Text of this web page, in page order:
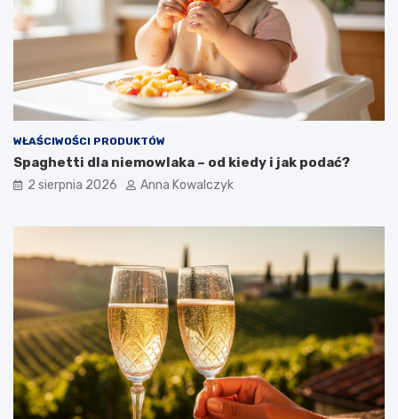
WŁAŚCIWOŚCI PRODUKTÓW
Spaghetti dla niemowlaka – od kiedy i jak podać?
2 sierpnia 2026 Anna Kowalczyk